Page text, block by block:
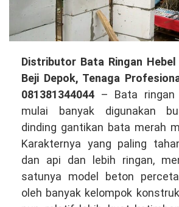
Distributor
Bata
Ringan
Hebel
Berkualitas
di
Beji
Depok,
Tenaga
Distributor Bata Ringan
Beji Depok, Tenaga
081381344044 – Bata
mulai banyak digunakan
dinding gantikan bata merah
Karakternya yang paling
dan api dan lebih ringan,
satunya model beton
oleh banyak kelompok